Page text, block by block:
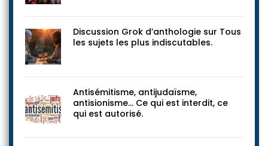
Discussion Grok d’anthologie sur Tous
les sujets les plus indiscutables.
Antisémitisme, antijudaïsme,
antisionisme… Ce qui est interdit, ce
qui est autorisé.